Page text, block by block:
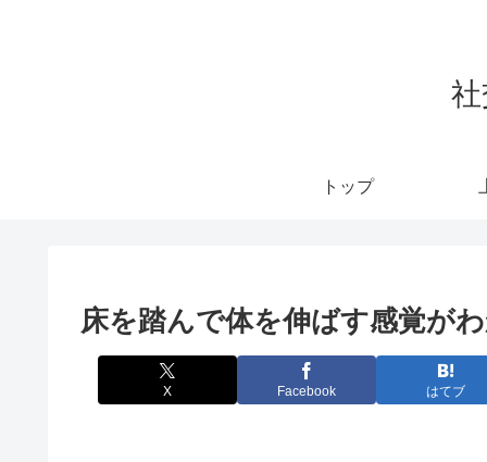
トップ
床を踏んで体を伸ばす感覚が
X Facebook はてブ